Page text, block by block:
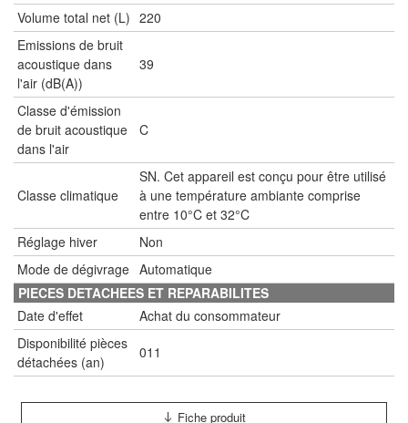
Volume total net (L) 220
Emissions de bruit
acoustique dans
l'air (dB(A))
39
Classe d'émission
de bruit acoustique
dans l'air
C
Classe climatique
SN. Cet appareil est conçu pour être utilisé
à une température ambiante comprise
entre 10°C et 32°C
Réglage hiver
Non
Mode de dégivrage Automatique
PIECES DETACHEES ET REPARABILITES
Date d'effet
Achat du consommateur
Disponibilité pièces
détachées (an)
011
Fiche produit